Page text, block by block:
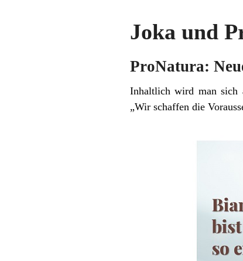
Joka und
ProNatura:
Inhaltlich wird man sich
„Wir schaffen die